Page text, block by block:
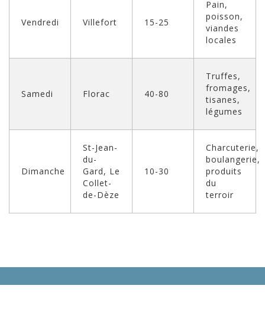
Vendredi Villefort 15-25
Pain,
poisson,
viandes
locales
Samedi Florac 40-80
Truffes,
fromages,
tisanes,
légumes
Dimanche
St-Jean-
du-
Gard, Le
Collet-
de-Dèze
10-30
Charcuterie,
boulangerie,
produits
du
terroir